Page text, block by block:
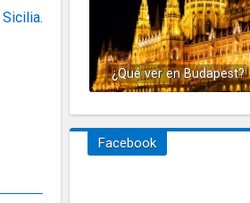
Sicilia.
¿Qué ver en Budapest?
Facebook